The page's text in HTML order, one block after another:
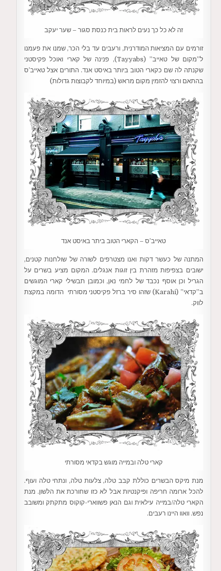
זה לא כל כך נעים לראות בית כנסת סגור – שער יעקב
זורמים עם המציאות המודרנית, ורעבים עד בלי הכר, שמנו את פעמנו
ל”מקום של טאייב” (Tayyabs), פנינה של קארי ואוכל פקיסטני
שקנתה לה שם כקארי הטוב ביותר באיסט אנד. התורים אצל טאייב’ס
בהתאם ורצוי להזמין מקום מראש (במיוחד לקבוצות גדולות)
טאייב’ס – הקארי הטוב ביתר באיסט אנד
המתנה של כעשר דקות ואנו מצטרפים לשורה של שולחנות קטנים,
ישובים בצפיפות מזהרת בין זוגות אנגלים. המקום מציע בשרים על
הגריל וכן אוסף נכבד של לחמי נאן, וכמובן תבשילי קארי המוגשים
ב”קדאי” (Karahi) שזהו סיר ברזל פקיסטני מסורתי הדומה במקצת
לווק.
קארי טלה ובמייה מוגש בקדאי מסורתי
מנת מיקס הבשרים כוללת קבב טלה, צלעות טלה, ונתחי טלה ועוף.
להכל ארומה חריפה ופיקנטיות אבל לא כזו שחורכת את הלשון. מנת
הקארי טלה/במייה עילאית וגם הנאן פשווארי-קוקוס מתקתק ומשובב
נפש. וואוו היינו רעבים.